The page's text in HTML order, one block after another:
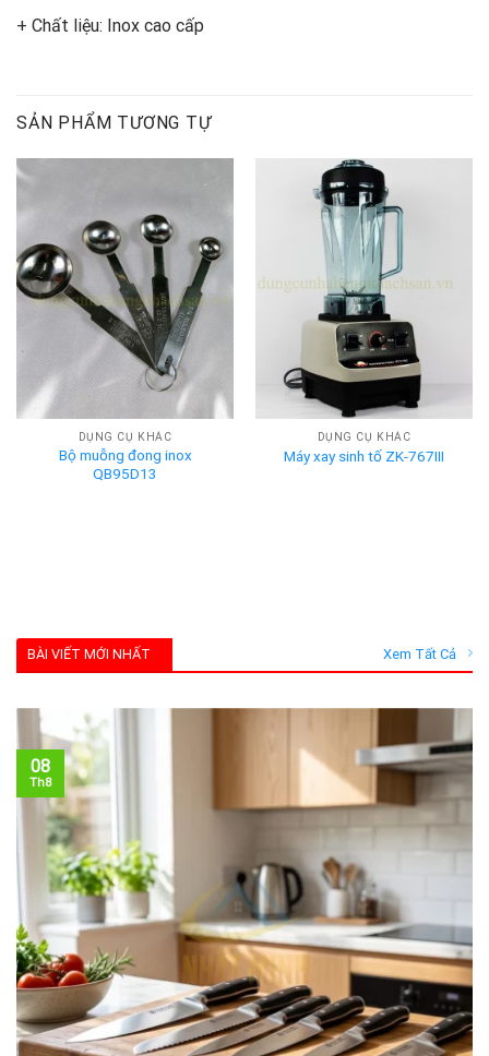
+ Chất liệu: Inox cao cấp
SẢN PHẨM TƯƠNG TỰ
DỤNG CỤ KHÁC
Bộ muỗng đong inox
QB95D13
DỤNG CỤ KHÁC
Máy xay sinh tố ZK-767III
BÀI VIẾT MỚI NHẤT Xem Tất Cả
08
Th8